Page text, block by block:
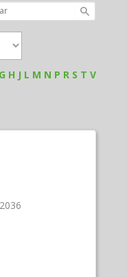
G H J L M N P R S T V